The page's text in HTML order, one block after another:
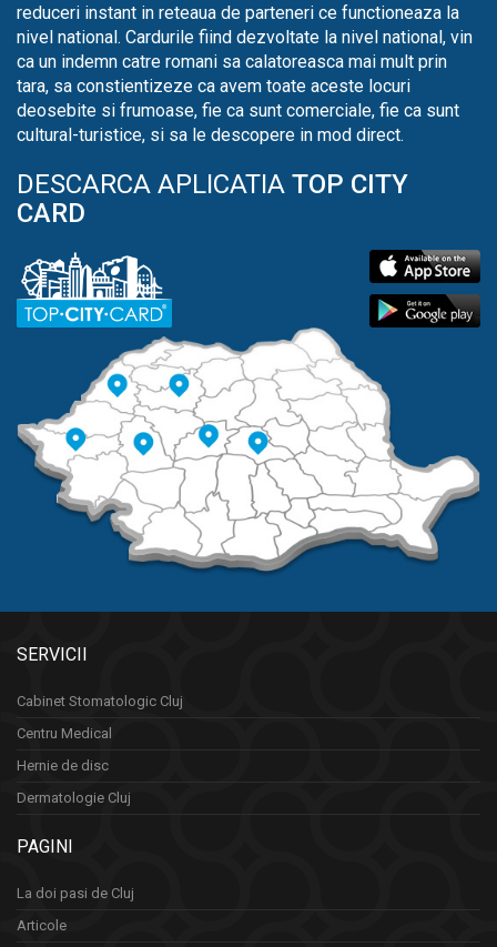
reduceri instant in reteaua de parteneri ce functioneaza la
nivel national. Cardurile fiind dezvoltate la nivel national, vin
ca un indemn catre romani sa calatoreasca mai mult prin
tara, sa constientizeze ca avem toate aceste locuri
deosebite si frumoase, fie ca sunt comerciale, fie ca sunt
cultural-turistice, si sa le descopere in mod direct.
DESCARCA APLICATIA TOP CITY
CARD
SERVICII
Cabinet Stomatologic Cluj
Centru Medical
Hernie de disc
Dermatologie Cluj
PAGINI
La doi pasi de Cluj
Articole